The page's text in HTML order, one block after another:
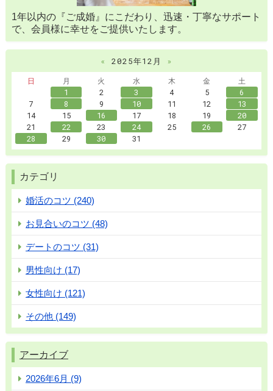
1年以内の『ご成婚』にこだわり、迅速・丁寧なサポート
で、会員様に幸せをご提供いたします。
« 2025年12月
»
日
月 火 水 木 金
土
1
2 3 4 5
6
7
8 9 10 11 12
13
14
15 16 17 18 19
20
21
22 23 24 25 26
27
28
29 30 31
カテゴリ
婚活のコツ (240)
お見合いのコツ (48)
デートのコツ (31)
男性向け (17)
女性向け (121)
その他 (149)
アーカイブ
2026年6月 (9)